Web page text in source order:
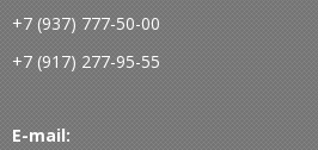
+7 (937) 777-50-00
+7 (917) 277-95-55
E-mail: